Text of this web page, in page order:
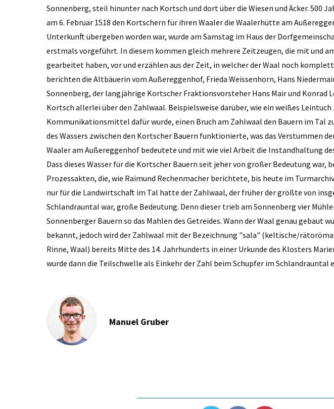
Sonnenberg, steil hinunter nach Kortsch und dort über die Wiesen und Äcker. 500
am 6. Februar 1518 den Kortschern für ihren Waaler die Waalerhütte am
Unterkunft übergeben worden war, wurde am Samstag im Haus der
erstmals vorgeführt. In diesem kommen gleich mehrere Zeitzeugen, die mit und
gearbeitet haben, vor und erzählen aus der Zeit, in welcher der Waal noch
berichten die Altbäuerin vom Außereggenhof, Frieda Weissenhorn, Hans
Sonnenberg, der langjährige Kortscher Fraktionsvorsteher Hans Mair und Konrad
Kortsch allerlei über den Zahlwaal. Beispielsweise darüber, wie ein weißes Leintuch
Kommunikationsmittel dafür wurde, einen Bruch am Zahlwaal den Bauern im Tal
des Wassers zwischen den Kortscher Bauern funktionierte, was das Verstummen
Waaler am Außereggenhof bedeutete und mit wie viel Arbeit die Instandhaltung
Dass dieses Wasser für die Kortscher Bauern seit jeher von großer Bedeutung war,
Prozessakten, die, wie Raimund Rechenmacher berichtete, bis heute im
nur für die Landwirtschaft im Tal hatte der Zahlwaal, der früher der größte von
Schlandrauntal war, große Bedeutung. Denn dieser trieb am Sonnenberg vier
Sonnenberger Bauern so das Mahlen des Getreides. Wann der Waal genau gebaut
bekannt, jedoch wird der Zahlwaal mit der Bezeichnung "sala" (keltische/
Rinne, Waal) bereits Mitte des 14. Jahrhunderts in einer Urkunde des Klosters
wurde dann die Teilschwelle als Einkehr der Zahl beim Schupfer im Schlandrauntal
Manuel Gruber